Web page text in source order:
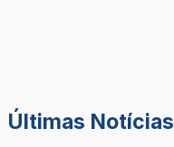
Últimas Notícias